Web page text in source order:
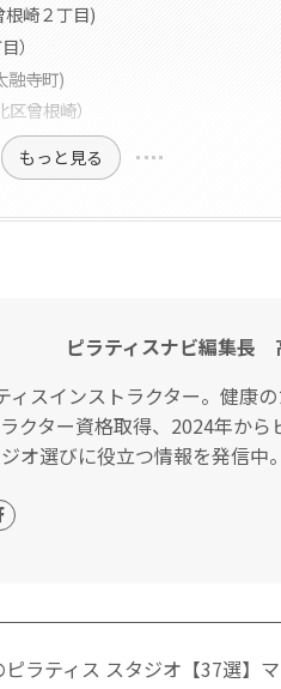
崎２丁目)
）
融寺町)
曾根崎）
もっと見る
ピラティスナビ編集長
ィスインストラクター。健康
クター資格取得、2024年か
オ選びに役立つ情報を発信中。
ラティス スタジオ【37選】